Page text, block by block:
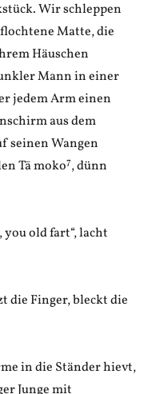
Wir schleppen
Matte, die
Häuschen
Mann in einer
jedem Arm einen
aus dem
seinen Wangen
Tā moko7, dünn
you old fart“, lacht
die Finger, bleckt die
in die Ständer hievt,
Junge mit